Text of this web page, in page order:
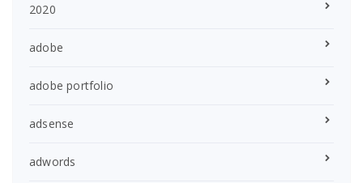
2020
adobe
adobe portfolio
adsense
adwords